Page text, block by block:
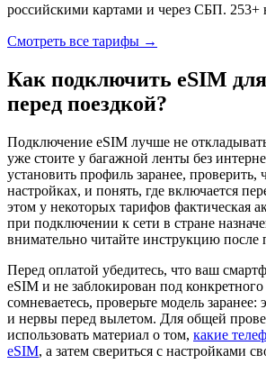
российскими картами и через СБП. 253+
Смотреть все тарифы →
Как подключить eSIM
перед поездкой?
Подключение eSIM лучше не
уже стоите у багажной ленты без
установить профиль заранее, проверить,
настройках, и понять, где включается
этом у некоторых тарифов фактическая
при подключении к сети в стране
внимательно читайте инструкцию после
Перед оплатой убедитесь, что ваш
eSIM и не заблокирован под
сомневаетесь, проверьте модель заранее:
и нервы перед вылетом. Для общей
использовать материал о том, какие
eSIM, а затем свериться с настройками